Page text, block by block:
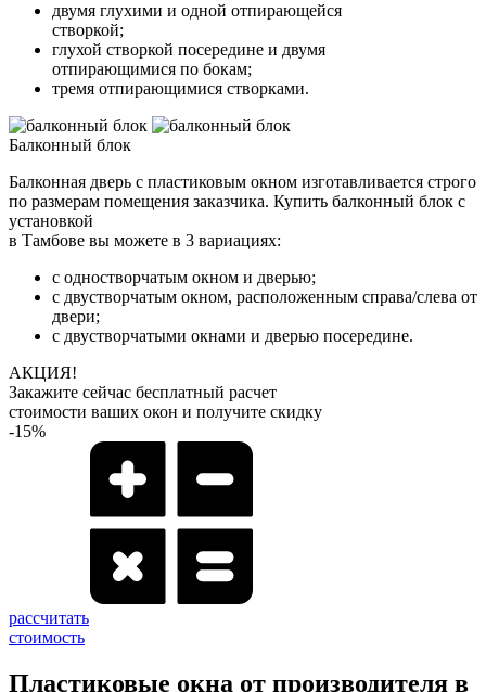
двумя глухими и одной отпирающейся
створкой;
глухой створкой посередине и двумя
отпирающимися по бокам;
тремя отпирающимися створками.
Балконный блок
Балконная дверь с пластиковым окном изготавливается строго
по размерам помещения заказчика. Купить балконный блок с
установкой
в Тамбове вы можете в 3 вариациях:
с одностворчатым окном и дверью;
с двустворчатым окном, расположенным справа/слева от
двери;
с двустворчатыми окнами и дверью посередине.
АКЦИЯ!
Закажите сейчас бесплатный расчет
стоимости ваших окон и получите скидку
-15%
рассчитать
стоимость
Пластиковые окна от производителя в